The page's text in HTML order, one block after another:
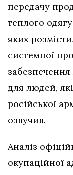
передачу
теплого
яких
системної
для людей,
російської
озвучив.
Аналіз
окупаційної